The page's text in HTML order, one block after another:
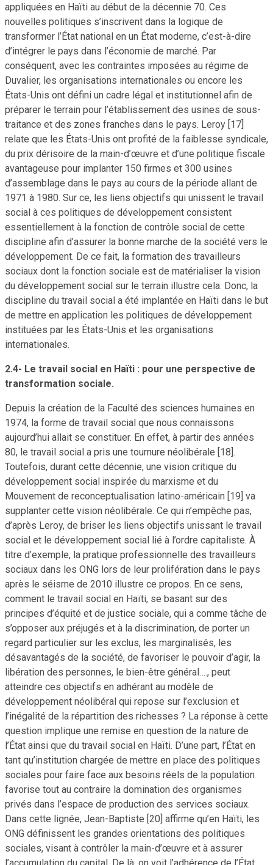
appliquées en Haïti au début de la décennie 70. Ces
nouvelles politiques s’inscrivent dans la logique de
transformer l’État national en un État moderne, c’est-à-dire
d’intégrer le pays dans l’économie de marché. Par
conséquent, avec les contraintes imposées au régime de
Duvalier, les organisations internationales ou encore les
États-Unis ont défini un cadre légal et institutionnel afin de
préparer le terrain pour l’établissement des usines de sous-
traitance et des zones franches dans le pays. Leroy [17]
relate que les États-Unis ont profité de la faiblesse syndicale,
du prix dérisoire de la main-d’œuvre et d’une politique fiscale
avantageuse pour implanter 150 firmes et 300 usines
d’assemblage dans le pays au cours de la période allant de
1971 à 1980. Sur ce, les liens objectifs qui unissent le travail
social à ces politiques de développement consistent
essentiellement à la fonction de contrôle social de cette
discipline afin d’assurer la bonne marche de la société vers le
développement. De ce fait, la formation des travailleurs
sociaux dont la fonction sociale est de matérialiser la vision
du développement social sur le terrain illustre cela. Donc, la
discipline du travail social a été implantée en Haïti dans le but
de mettre en application les politiques de développement
instituées par les États-Unis et les organisations
internationales.
2.4- Le travail social en Haïti : pour une perspective de
transformation sociale.
Depuis la création de la Faculté des sciences humaines en
1974, la forme de travail social que nous connaissons
aujourd’hui allait se constituer. En effet, à partir des années
80, le travail social a pris une tournure néolibérale [18].
Toutefois, durant cette décennie, une vision critique du
développement social inspirée du marxisme et du
Mouvement de reconceptualisation latino-américain [19] va
supplanter cette vision néolibérale. Ce qui n’empêche pas,
d’après Leroy, de briser les liens objectifs unissant le travail
social et le développement social lié à l’ordre capitaliste. À
titre d’exemple, la pratique professionnelle des travailleurs
sociaux dans les ONG lors de leur prolifération dans le pays
après le séisme de 2010 illustre ce propos. En ce sens,
comment le travail social en Haïti, se basant sur des
principes d’équité et de justice sociale, qui a comme tâche de
s’opposer aux préjugés et à la discrimination, de porter un
regard particulier sur les exclus, les marginalisés, les
désavantagés de la société, de favoriser le pouvoir d’agir, la
libération des personnes, le bien-être général…., peut
atteindre ces objectifs en adhérant au modèle de
développement néolibéral qui repose sur l’exclusion et
l’inégalité de la répartition des richesses ? La réponse à cette
question implique une remise en question de la nature de
l’État ainsi que du travail social en Haïti. D’une part, l’État en
tant qu’institution chargée de mettre en place des politiques
sociales pour faire face aux besoins réels de la population
favorise tout au contraire la domination des organismes
privés dans l’espace de production des services sociaux.
Dans cette lignée, Jean-Baptiste [20] affirme qu’en Haïti, les
ONG définissent les grandes orientations des politiques
sociales, visant à contrôler la main-d’œuvre et à assurer